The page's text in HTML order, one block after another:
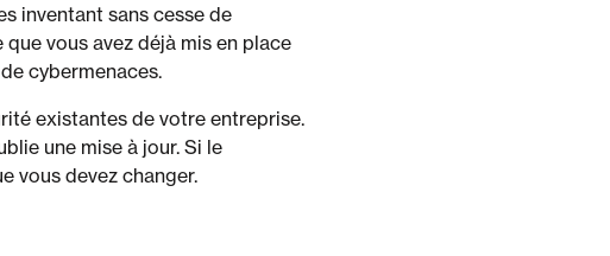
inventant sans cesse de
vous avez déjà mis en place
cybermenaces.
existantes de votre entreprise.
une mise à jour. Si le
vous devez changer.